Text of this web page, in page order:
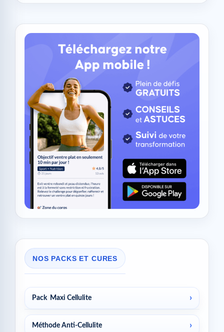
NOS PACKS ET CURES
Pack Maxi Cellulite
Méthode Anti-Cellulite